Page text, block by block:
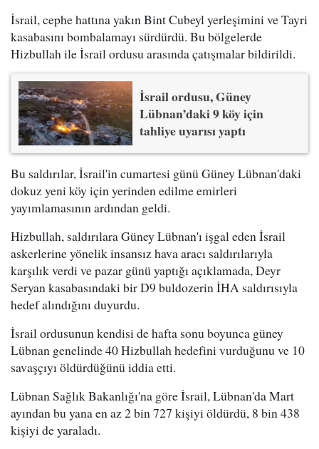
İsrail, cephe hattına yakın Bint Cubeyl yerleşimini ve Tayri
kasabasını bombalamayı sürdürdü. Bu bölgelerde
Hizbullah ile İsrail ordusu arasında çatışmalar bildirildi.
İsrail ordusu, Güney
Lübnan’daki 9 köy için
tahliye uyarısı yaptı
Bu saldırılar, İsrail'in cumartesi günü Güney Lübnan'daki
dokuz yeni köy için yerinden edilme emirleri
yayımlamasının ardından geldi.
Hizbullah, saldırılara Güney Lübnan'ı işgal eden İsrail
askerlerine yönelik insansız hava aracı saldırılarıyla
karşılık verdi ve pazar günü yaptığı açıklamada, Deyr
Seryan kasabasındaki bir D9 buldozerin İHA saldırısıyla
hedef alındığını duyurdu.
İsrail ordusunun kendisi de hafta sonu boyunca güney
Lübnan genelinde 40 Hizbullah hedefini vurduğunu ve 10
savaşçıyı öldürdüğünü iddia etti.
Lübnan Sağlık Bakanlığı'na göre İsrail, Lübnan'da Mart
ayından bu yana en az 2 bin 727 kişiyi öldürdü, 8 bin 438
kişiyi de yaraladı.